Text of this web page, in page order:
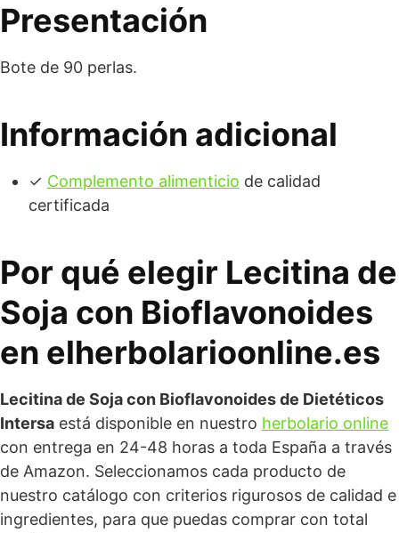
Presentación
Bote de 90 perlas.
Información adicional
✓ Complemento alimenticio de calidad
certificada
Por qué elegir Lecitina de
Soja con Bioflavonoides
en elherbolarioonline.es
Lecitina de Soja con Bioflavonoides de Dietéticos
Intersa está disponible en nuestro herbolario online
con entrega en 24-48 horas a toda España a través
de Amazon. Seleccionamos cada producto de
nuestro catálogo con criterios rigurosos de calidad e
ingredientes, para que puedas comprar con total